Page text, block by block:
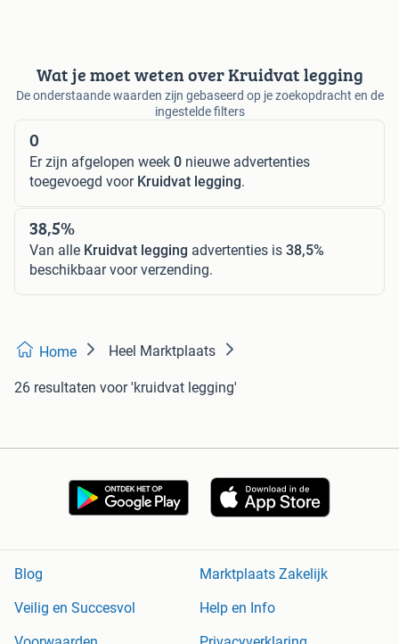
Wat je moet weten over Kruidvat legging
De onderstaande waarden zijn gebaseerd op je zoekopdracht en de
ingestelde filters
0
Er zijn afgelopen week 0 nieuwe advertenties
toegevoegd voor Kruidvat legging.
38,5%
Van alle Kruidvat legging advertenties is 38,5%
beschikbaar voor verzending.
Home Heel Marktplaats
26 resultaten voor 'kruidvat legging'
Blog
Marktplaats Zakelijk
Veilig en Succesvol
Help en Info